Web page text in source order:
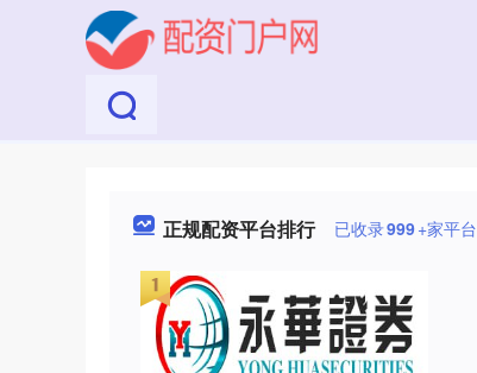
正规配资平台排行 已收录999+家平台